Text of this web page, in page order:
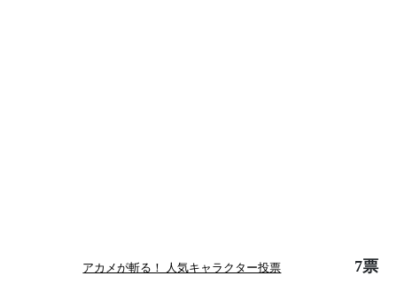
アカメが斬る！ 人気キャラクター投票 7票